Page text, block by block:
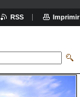
RSS Imprimir